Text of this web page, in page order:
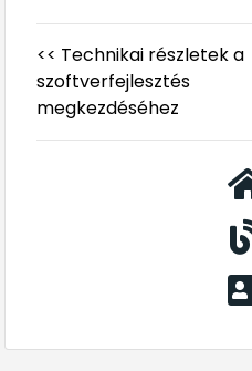
<< Technikai részletek a
szoftverfejlesztés
megkezdéséhez